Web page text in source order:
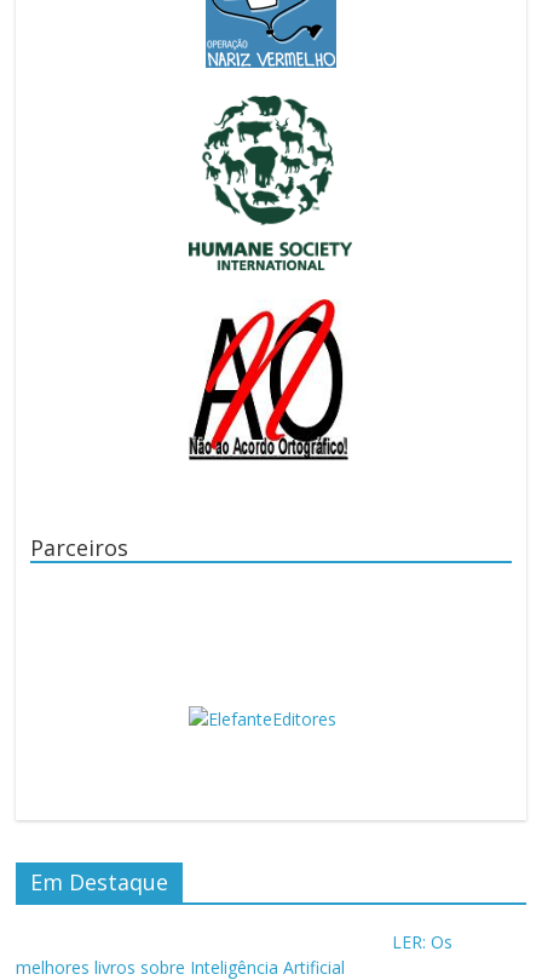
Parceiros
Em Destaque
LER: Os
melhores livros sobre Inteligência Artificial